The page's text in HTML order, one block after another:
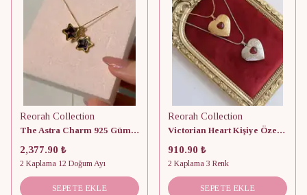
Reorah Collection
The Astra Charm 925 Gümüş Kolye
2,377.90 ₺
2 Kaplama 12 Doğum Ayı
SEPETE EKLE
Reorah Collection
Victorian Heart Kişiye Özel Fotoğraflı Kapaklı Kolye
910.90 ₺
2 Kaplama 3 Renk
SEPETE EKLE